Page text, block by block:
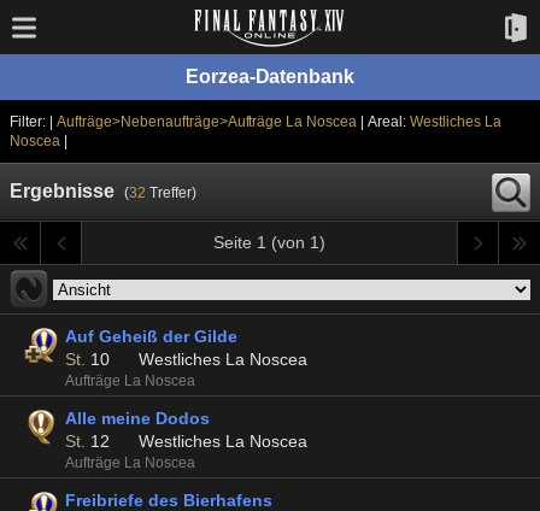
Eorzea-Datenbank
Filter: | Aufträge>Nebenaufträge>Aufträge La Noscea | Areal:Westliches La
Noscea|
Ergebnisse (32 Treffer)
Seite 1 (von 1)
Auf Geheiß der Gilde
St. 10 Westliches La Noscea
Aufträge La Noscea
Alle meine Dodos
St. 12 Westliches La Noscea
Aufträge La Noscea
Freibriefe des Bierhafens